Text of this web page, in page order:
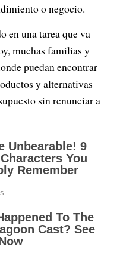
o negocio.
en una tarea que va
muchas familias y
puedan encontrar
y alternativas
sin renunciar a